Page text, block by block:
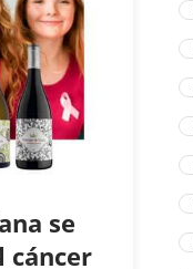
se
cáncer